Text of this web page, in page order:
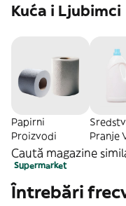
Kuća i Ljubimci
Papirni
Proizvodi
Pranje
Caută magazine
Supermarket
Întrebări